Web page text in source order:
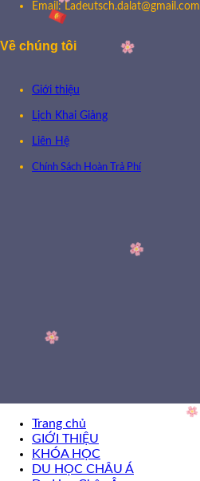
Email: Ladeutsch.dalat@gmail.com
Về chúng tôi
Giới thiệu
Lịch Khai Giảng
Liên Hệ
Chính Sách Hoàn Trả Phí
Trang chủ
GIỚI THIỆU
KHÓA HỌC
DU HỌC CHÂU Á